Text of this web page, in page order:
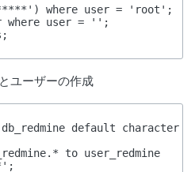
where user = 'root';
where user = '';
ユーザーの作成
default character
to user_redmine